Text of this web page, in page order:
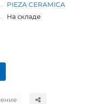
PIEZA CERAMICA
На складе